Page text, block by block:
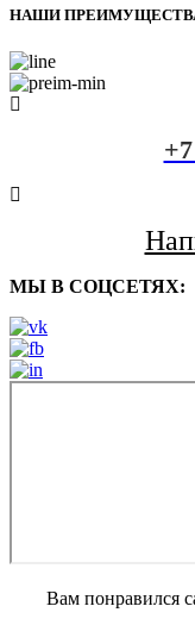
НАШИ
МЫ В СОЦСЕТЯХ:
Вам понравился